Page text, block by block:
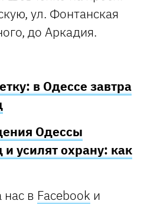
ул. Фонтанская
до Аркадия.
в Одессе завтра
Одессы
усилят охрану: как
нас в Facebook и